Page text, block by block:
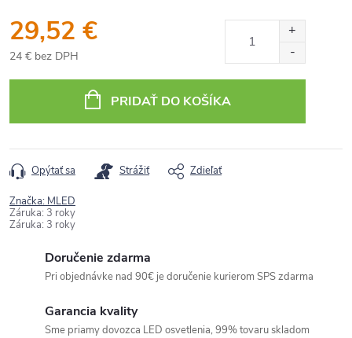
29,52 €
24 € bez DPH
cena:
PRIDAŤ DO KOŠÍKA
Opýtať sa Strážiť Zdieľať
Značka: MLED
Záruka: 3 roky
Záruka: 3 roky
Doručenie zdarma
Pri objednávke nad 90€ je doručenie kurierom SPS zdarma
Garancia kvality
Sme priamy dovozca LED osvetlenia, 99% tovaru skladom